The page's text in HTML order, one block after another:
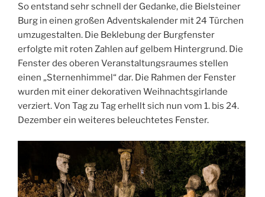
So entstand sehr schnell der Gedanke, die Bielsteiner
Burg in einen großen Adventskalender mit 24 Türchen
umzugestalten. Die Beklebung der Burgfenster
erfolgte mit roten Zahlen auf gelbem Hintergrund. Die
Fenster des oberen Veranstaltungsraumes stellen
einen „Sternenhimmel“ dar. Die Rahmen der Fenster
wurden mit einer dekorativen Weihnachtsgirlande
verziert. Von Tag zu Tag erhellt sich nun vom 1. bis 24.
Dezember ein weiteres beleuchtetes Fenster.